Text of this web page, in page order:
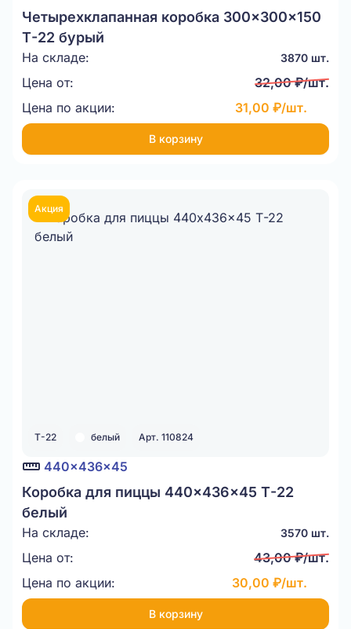
Четырехклапанная коробка 300x300x150
Т-22 бурый
На складе: 3870 шт.
Цена от:
32,00 ₽/шт.
Цена по акции:
31,00 ₽/шт.
В корзину
Акция
Т-22 белый Арт. 110824
440x436x45
Коробка для пиццы 440x436x45 Т-22
белый
На складе: 3570 шт.
Цена от:
43,00 ₽/шт.
Цена по акции:
30,00 ₽/шт.
В корзину